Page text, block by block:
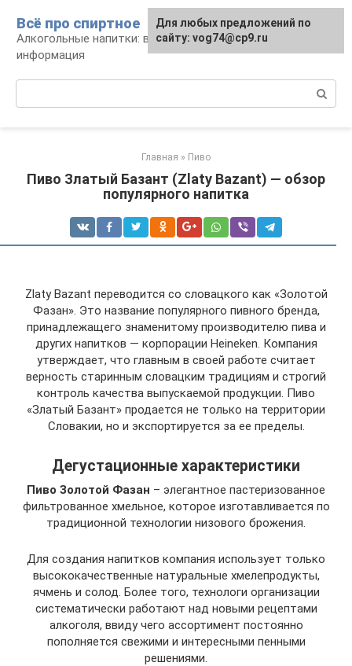
контенту
Всё про спиртное
Алкогольные напитки: виды, рецепты,
информация
Главная » Пиво
Пиво Златый Базант (Zlaty Bazant) — обзор
популярного напитка
Zlaty Bazant переводится со словацкого как «Золотой
Фазан». Это название популярного пивного бренда,
принадлежащего знаменитому производителю пива и
других напитков — корпорации Heineken. Компания
утверждает, что главным в своей работе считает
верность старинным словацким традициям и строгий
контроль качества выпускаемой продукции. Пиво
«Златый Базант» продается не только на территории
Словакии, но и экспортируется за ее пределы.
Дегустационные характеристики
Пиво Золотой Фазан – элегантное пастеризованное
фильтрованное хмельное, которое изготавливается по
традиционной технологии низового брожения.
Для создания напитков компания использует только
высококачественные натуральные хмелепродукты,
ячмень и солод. Более того, технологи организации
систематически работают над новыми рецептами
алкоголя, ввиду чего ассортимент постоянно
пополняется свежими и интересными пенными
решениями.
Для любых предложений по
сайту: vog74@cp9.ru